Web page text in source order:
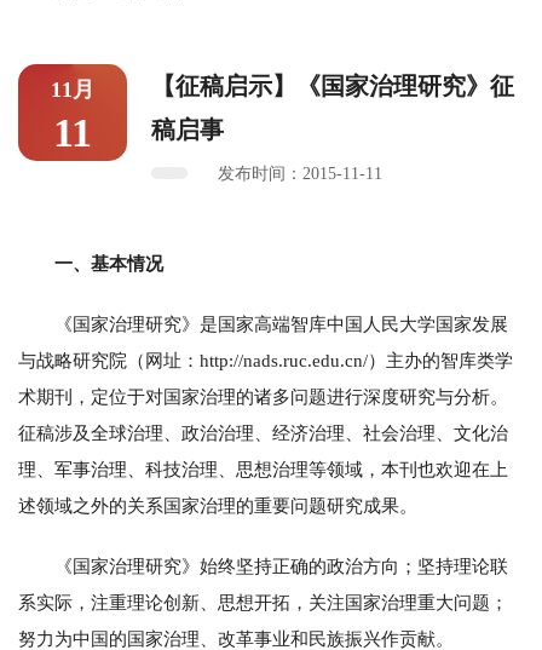
11月
11
【征稿启示】《国家治理研究》征
稿启事
发布时间：2015-11-11
一、基本情况
《国家治理研究》是国家高端智库中国人民大学国家发展
与战略研究院（网址：http://nads.ruc.edu.cn/）主办的智库类学
术期刊，定位于对国家治理的诸多问题进行深度研究与分析。
征稿涉及全球治理、政治治理、经济治理、社会治理、文化治
理、军事治理、科技治理、思想治理等领域，本刊也欢迎在上
述领域之外的关系国家治理的重要问题研究成果。
《国家治理研究》始终坚持正确的政治方向；坚持理论联
系实际，注重理论创新、思想开拓，关注国家治理重大问题；
努力为中国的国家治理、改革事业和民族振兴作贡献。